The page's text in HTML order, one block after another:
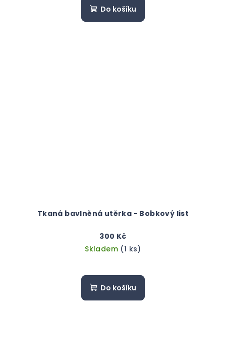
Do košíku
Tkaná bavlněná utěrka - Bobkový list
300 Kč
Skladem (1 ks)
Do košíku